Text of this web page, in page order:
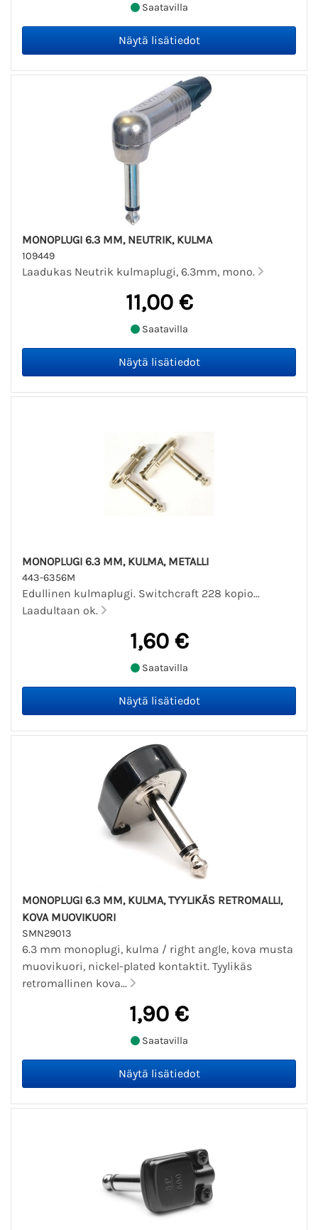
Saatavilla
MONOPLUGI 6.3 MM, NEUTRIK, KULMA
109449
Laadukas Neutrik kulmaplugi, 6.3mm, mono.
11,00 €
Saatavilla
MONOPLUGI 6.3 MM, KULMA, METALLI
443-6356M
Edullinen kulmaplugi. Switchcraft 228 kopio...
Laadultaan ok.
1,60 €
Saatavilla
MONOPLUGI 6.3 MM, KULMA, TYYLIKÄS RETROMALLI,
KOVA MUOVIKUORI
SMN29013
6.3 mm monoplugi, kulma / right angle, kova musta
muovikuori, nickel-plated kontaktit. Tyylikäs
retromallinen kova...
1,90 €
Saatavilla